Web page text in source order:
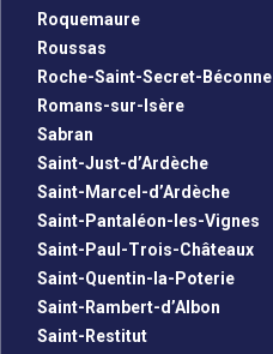
Roquemaure
Roussas
Roche-Saint-Secret-Béconne
Romans-sur-Isère
Sabran
Saint-Just-d’Ardèche
Saint-Marcel-d’Ardèche
Saint-Pantaléon-les-Vignes
Saint-Paul-Trois-Châteaux
Saint-Quentin-la-Poterie
Saint-Rambert-d’Albon
Saint-Restitut